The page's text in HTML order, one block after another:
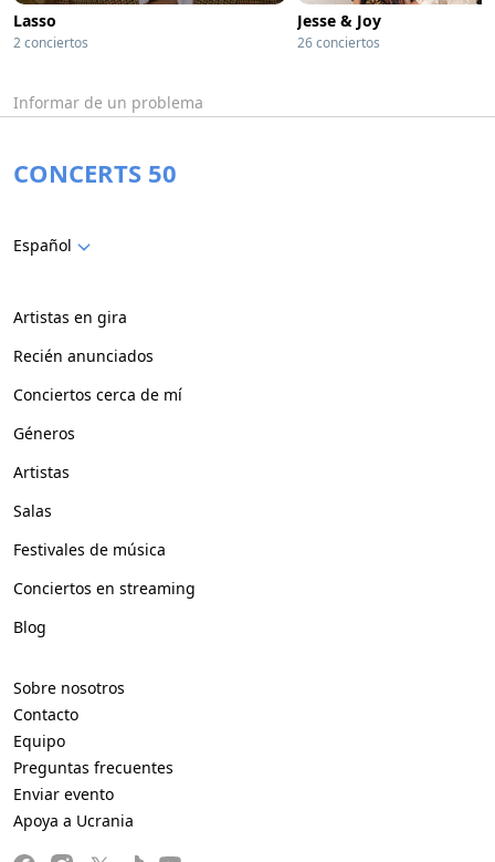
Lasso
2 conciertos
Jesse & Joy
26 conciertos
Informar de un problema
CONCERTS 50
Español
Artistas en gira
Recién anunciados
Conciertos cerca de mí
Géneros
Artistas
Salas
Festivales de música
Conciertos en streaming
Blog
Sobre nosotros
Contacto
Equipo
Preguntas frecuentes
Enviar evento
Apoya a Ucrania